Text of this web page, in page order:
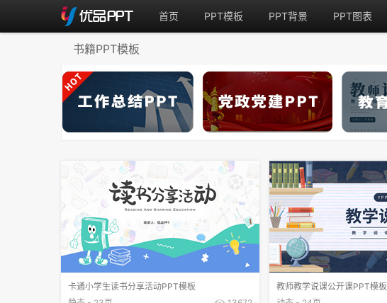
首页 PPT模板 PPT背景 PPT图表
书籍PPT模板
卡通小学生读书分享活动PPT模板
教师教学说课公开课PPT模板